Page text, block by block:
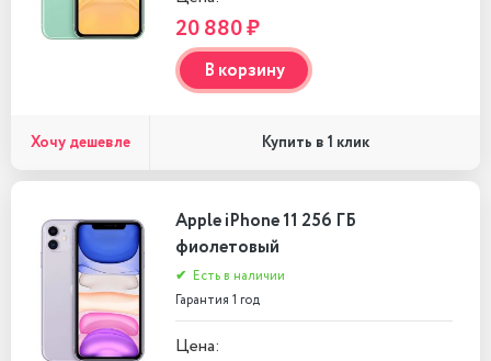
20 880 ₽
В корзину
Хочу дешевле Купить в 1 клик
Apple iPhone 11 256 ГБ
фиолетовый
✔ Есть в наличии
Гарантия 1 год
Цена: